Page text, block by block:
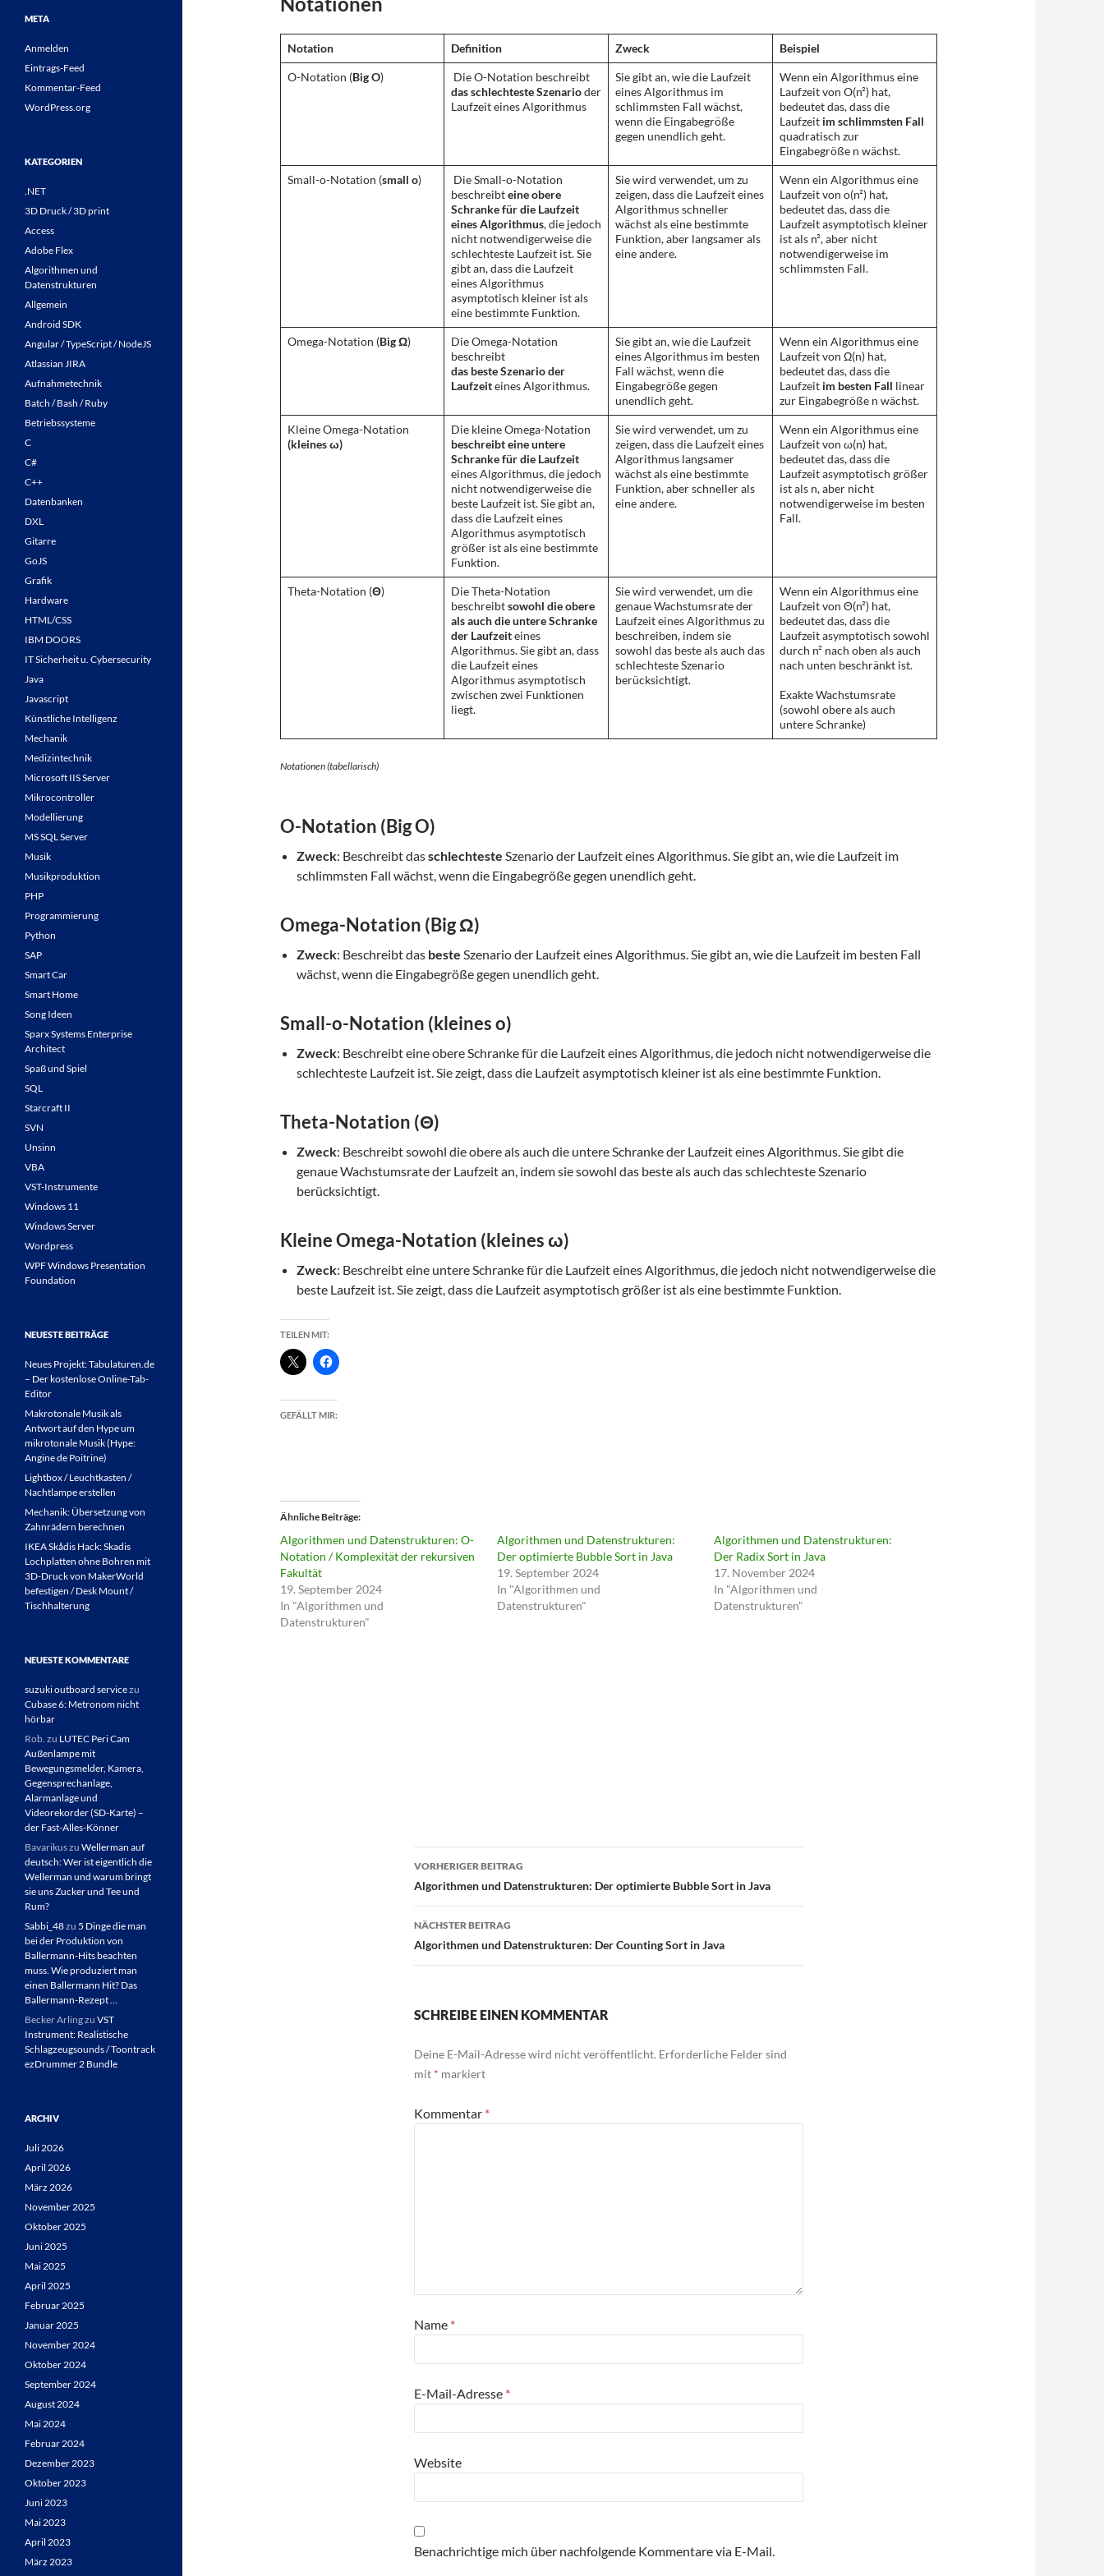
Notation Definition Zweck Beispiel
O-Notation (Big O)
Die O-Notation beschreibt
das schlechteste Szenarioder
Laufzeit eines Algorithmus
Sie gibt an, wie die Laufzeit
eines Algorithmus im
schlimmsten Fall wächst,
wenn die Eingabegröße
gegen unendlich geht.
Wenn ein Algorithmus eine
Laufzeit von O(n²) hat,
bedeutet das, dass die
Laufzeit im schlimmsten Fall
quadratisch zur
Eingabegröße n wächst.
Small-o-Notation (small o)
Die Small-o-Notation
beschreibteine obere
Schranke für die Laufzeit
eines Algorithmus, die jedoch
nicht notwendigerweise die
schlechteste Laufzeit ist. Sie
gibt an, dass die Laufzeit
eines Algorithmus
asymptotisch kleiner ist als
eine bestimmte Funktion.
Sie wird verwendet, um zu
zeigen, dass die Laufzeit eines
Algorithmus schneller
wächst als eine bestimmte
Funktion, aber langsamer als
eine andere.
Wenn ein Algorithmus eine
Laufzeit von o(n²) hat,
bedeutet das, dass die
Laufzeit asymptotisch kleiner
ist als n², aber nicht
notwendigerweise im
schlimmsten Fall.
Omega-Notation (Big Ω)
Die Omega-Notation
beschreibt
das beste Szenarioder
Laufzeiteines Algorithmus.
Sie gibt an, wie die Laufzeit
eines Algorithmus im besten
Fall wächst, wenn die
Eingabegröße gegen
unendlich geht.
Wenn ein Algorithmus eine
Laufzeit von Ω(n) hat,
bedeutet das, dass die
Laufzeit im besten Fall linear
zur Eingabegröße n wächst.
Kleine Omega-Notation
(kleines ω)
Die kleine Omega-Notation
beschreibt eine untere
Schranke für die Laufzeit
eines Algorithmus, die jedoch
nicht notwendigerweise die
beste Laufzeit ist. Sie gibt an,
dass die Laufzeit eines
Algorithmus asymptotisch
größer ist als eine bestimmte
Funktion.
Sie wird verwendet, um zu
zeigen, dass die Laufzeit eines
Algorithmus langsamer
wächst als eine bestimmte
Funktion, aber schneller als
eine andere.
Wenn ein Algorithmus eine
Laufzeit von ω(n) hat,
bedeutet das, dass die
Laufzeit asymptotisch größer
ist als n, aber nicht
notwendigerweise im besten
Fall.
Theta-Notation (Θ)
Die Theta-Notation
beschreibtsowohl die obere
als auch die untere Schranke
der Laufzeiteines
Algorithmus. Sie gibt an, dass
die Laufzeit eines
Algorithmus asymptotisch
zwischen zwei Funktionen
liegt.
Sie wird verwendet, um die
genaue Wachstumsrate der
Laufzeit eines Algorithmus zu
beschreiben, indem sie
sowohl das beste als auch das
schlechteste Szenario
berücksichtigt.
Wenn ein Algorithmus eine
Laufzeit von Θ(n²) hat,
bedeutet das, dass die
Laufzeit asymptotisch sowohl
durch n² nach oben als auch
nach unten beschränkt ist.
Exakte Wachstumsrate
(sowohl obere als auch
untere Schranke)
Notationen (tabellarisch)
O-Notation (Big O)
Zweck: Beschreibt dasschlechteste Szenario der Laufzeit eines Algorithmus. Sie gibt an, wie die Laufzeit im
schlimmsten Fall wächst, wenn die Eingabegröße gegen unendlich geht.
Omega-Notation (Big Ω)
Zweck: Beschreibt das beste Szenario der Laufzeit eines Algorithmus. Sie gibt an, wie die Laufzeit im besten Fall
wächst, wenn die Eingabegröße gegen unendlich geht.
Small-o-Notation (kleines o)
Zweck: Beschreibt eine obere Schranke für die Laufzeit eines Algorithmus, die jedoch nicht notwendigerweise die
schlechteste Laufzeit ist. Sie zeigt, dass die Laufzeit asymptotisch kleiner ist als eine bestimmte Funktion.
Theta-Notation (Θ)
Zweck: Beschreibt sowohl die obere als auch die untere Schranke der Laufzeit eines Algorithmus. Sie gibt die
genaue Wachstumsrate der Laufzeit an, indem sie sowohl das beste als auch das schlechteste Szenario
berücksichtigt.
Kleine Omega-Notation (kleines ω)
Zweck: Beschreibt eine untere Schranke für die Laufzeit eines Algorithmus, die jedoch nicht notwendigerweise die
beste Laufzeit ist. Sie zeigt, dass die Laufzeit asymptotisch größer ist als eine bestimmte Funktion.
TEILEN MIT:
GEFÄLLT MIR:
Ähnliche Beiträge
Algorithmen und Datenstrukturen: O-
Notation / Komplexität der rekursiven
Fakultät
19. September 2024
In "Algorithmen und
Datenstrukturen"
Algorithmen und Datenstrukturen:
Der optimierte Bubble Sort in Java
19. September 2024
In "Algorithmen und
Datenstrukturen"
Algorithmen und Datenstrukturen:
Der Radix Sort in Java
17. November 2024
In "Algorithmen und
Datenstrukturen"
Beitragsnavigation
VORHERIGER BEITRAG
Algorithmen und Datenstrukturen: Der optimierte Bubble Sort in Java
NÄCHSTER BEITRAG
Algorithmen und Datenstrukturen: Der Counting Sort in Java
SCHREIBE EINEN KOMMENTAR
Deine E-Mail-Adresse wird nicht veröffentlicht. Erforderliche Felder sind
mit * markiert
Kommentar *
Name *
E-Mail-Adresse *
Website
Benachrichtige mich über nachfolgende Kommentare via E-Mail.
META
Anmelden
Eintrags-Feed
Kommentar-Feed
WordPress.org
KATEGORIEN
.NET
3D Druck / 3D print
Access
Adobe Flex
Algorithmen und
Datenstrukturen
Allgemein
Android SDK
Angular / TypeScript / NodeJS
Atlassian JIRA
Aufnahmetechnik
Batch / Bash / Ruby
Betriebssysteme
C
C#
C++
Datenbanken
DXL
Gitarre
GoJS
Grafik
Hardware
HTML/CSS
IBM DOORS
IT Sicherheit u. Cybersecurity
Java
Javascript
Künstliche Intelligenz
Mechanik
Medizintechnik
Microsoft IIS Server
Mikrocontroller
Modellierung
MS SQL Server
Musik
Musikproduktion
PHP
Programmierung
Python
SAP
Smart Car
Smart Home
Song Ideen
Sparx Systems Enterprise
Architect
Spaß und Spiel
SQL
Starcraft II
SVN
Unsinn
VBA
VST-Instrumente
Windows 11
Windows Server
Wordpress
WPF Windows Presentation
Foundation
NEUESTE BEITRÄGE
Neues Projekt: Tabulaturen.de
– Der kostenlose Online-Tab-
Editor
Makrotonale Musik als
Antwort auf den Hype um
mikrotonale Musik (Hype:
Angine de Poitrine)
Lightbox / Leuchtkasten /
Nachtlampe erstellen
Mechanik: Übersetzung von
Zahnrädern berechnen
IKEA Skådis Hack: Skadis
Lochplatten ohne Bohren mit
3D-Druck von MakerWorld
befestigen / Desk Mount /
Tischhalterung
NEUESTE KOMMENTARE
suzuki outboard servicezu
Cubase 6: Metronom nicht
hörbar
Rob. zu LUTEC Peri Cam
Außenlampe mit
Bewegungsmelder, Kamera,
Gegensprechanlage,
Alarmanlage und
Videorekorder (SD-Karte) –
der Fast-Alles-Könner
Bavarikuszu Wellerman auf
deutsch: Wer ist eigentlich die
Wellerman und warum bringt
sie uns Zucker und Tee und
Rum?
Sabbi_48zu 5 Dinge die man
bei der Produktion von
Ballermann-Hits beachten
muss. Wie produziert man
einen Ballermann Hit? Das
Ballermann-Rezept …
Becker Arlingzu VST
Instrument: Realistische
Schlagzeugsounds / Toontrack
ezDrummer 2 Bundle
ARCHIV
Juli 2026
April 2026
März 2026
November 2025
Oktober 2025
Juni 2025
Mai 2025
April 2025
Februar 2025
Januar 2025
November 2024
Oktober 2024
September 2024
August 2024
Mai 2024
Februar 2024
Dezember 2023
Oktober 2023
Juni 2023
Mai 2023
April 2023
März 2023